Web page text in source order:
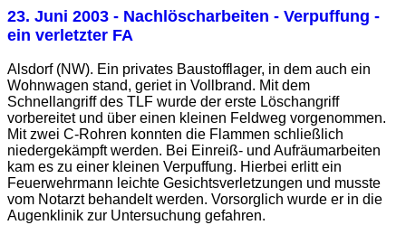
23. Juni 2003 - Nachlöscharbeiten - Verpuffung -
ein verletzter FA
Alsdorf (NW). Ein privates Baustofflager, in dem auch ein
Wohnwagen stand, geriet in Vollbrand. Mit dem
Schnellangriff des TLF wurde der erste Löschangriff
vorbereitet und über einen kleinen Feldweg vorgenommen.
Mit zwei C-Rohren konnten die Flammen schließlich
niedergekämpft werden. Bei Einreiß- und Aufräumarbeiten
kam es zu einer kleinen Verpuffung. Hierbei erlitt ein
Feuerwehrmann leichte Gesichtsverletzungen und musste
vom Notarzt behandelt werden. Vorsorglich wurde er in die
Augenklinik zur Untersuchung gefahren.